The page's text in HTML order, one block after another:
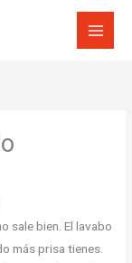
sale bien. El lavabo
más prisa tienes.